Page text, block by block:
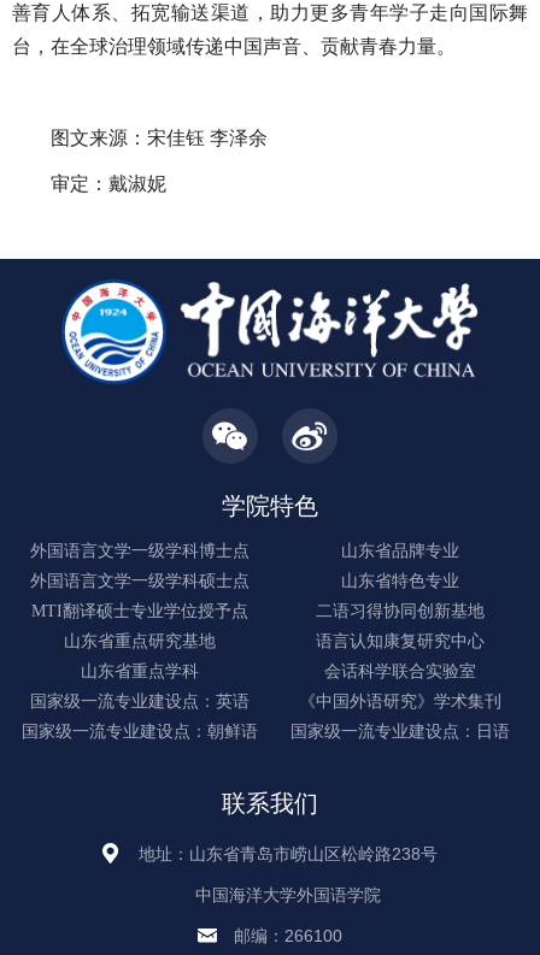
善育人体系、拓宽输送渠道，助力更多青年学子走向国际舞
台，在全球治理领域传递中国声音、贡献青春力量。
图文来源：宋佳钰 李泽余
审定：戴淑妮
学院特色
外国语言文学一级学科博士点
山东省品牌专业
外国语言文学一级学科硕士点
山东省特色专业
MTI翻译硕士专业学位授予点
二语习得协同创新基地
山东省重点研究基地
语言认知康复研究中心
山东省重点学科
会话科学联合实验室
国家级一流专业建设点：英语
《中国外语研究》学术集刊
国家级一流专业建设点：朝鲜语
国家级一流专业建设点：日语
联系我们
地址：山东省青岛市崂山区松岭路238号
中国海洋大学外国语学院
邮编：266100